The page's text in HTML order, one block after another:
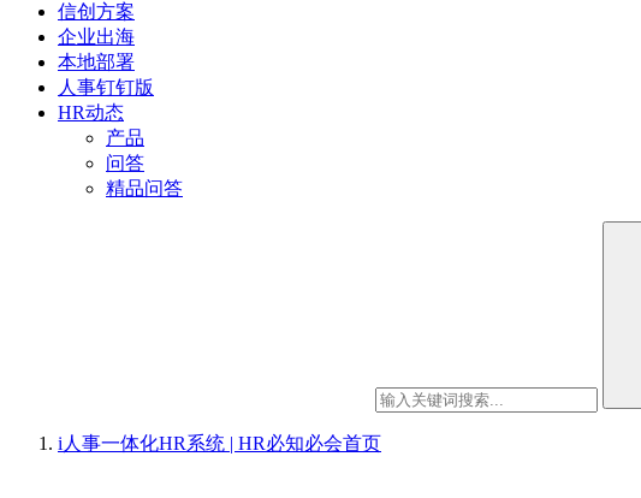
信创方案
企业出海
本地部署
人事钉钉版
HR动态
产品
问答
精品问答
i人事一体化HR系统 | HR必知必会首页